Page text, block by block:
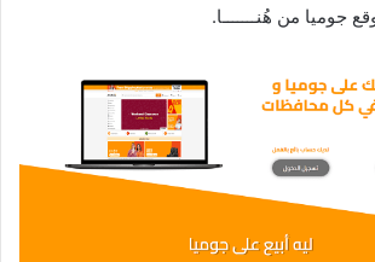
جوميا من هُنـــــــا.